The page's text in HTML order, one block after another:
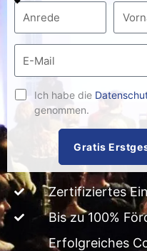
Ich habe die
genommen.
Gratis
Zertifiziertes
Bis zu 100%
Erfolgreiches